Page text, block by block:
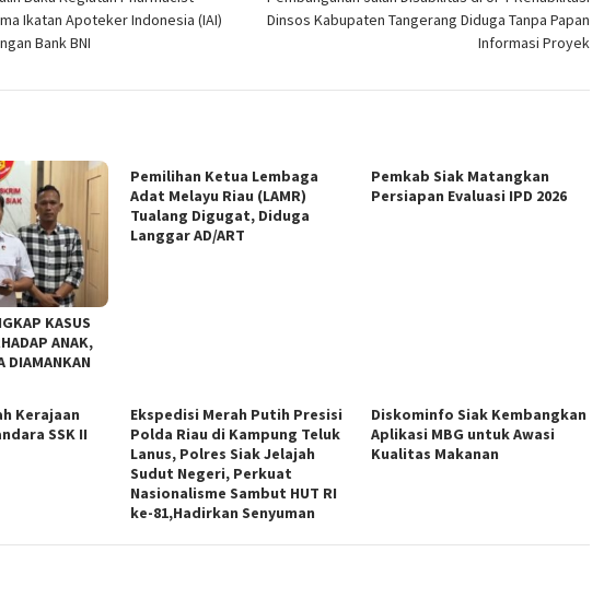
Ikatan Apoteker Indonesia (IAI)
Bank BNI
Dinsos Kabupaten Tangerang Diduga Tanpa Papan
Informasi Proyek
KASUS
ANAK,
DIAMANKAN
Pemilihan Ketua Lembaga
Adat Melayu Riau (LAMR)
Tualang Digugat, Diduga
Langgar AD/ART
Pemkab Siak Matangkan
Persiapan Evaluasi IPD 2026
Kerajaan
SSK II
Ekspedisi Merah Putih Presisi
Polda Riau di Kampung Teluk
Lanus, Polres Siak Jelajah
Sudut Negeri, Perkuat
Nasionalisme Sambut HUT RI
ke-81,Hadirkan Senyuman
Diskominfo Siak Kembangkan
Aplikasi MBG untuk Awasi
Kualitas Makanan